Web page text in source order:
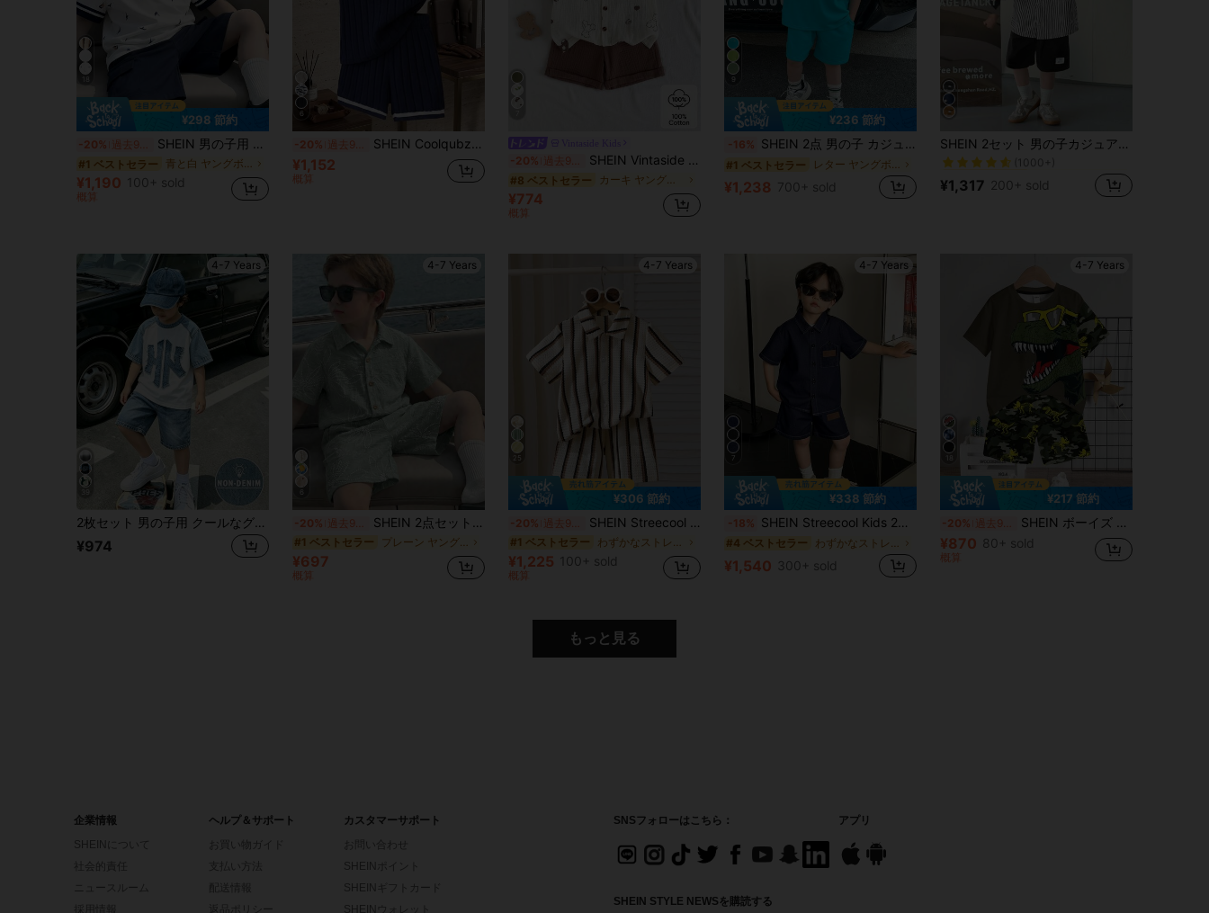
¥298 節約
-20% 過去9時間 SHEIN 男の子用 2点セット ホワイトカラー アイランドプリント 半袖ポロシャツ & ネイビーブルーショーツ、カジュアル、快適、多用途、デイリー、旅行、アウトドア、休暇、ビーチ、春夏向け
#1 ベストセラー 青と白 ヤングボーイズセット
¥1,190 100+ sold
概算
6
-20% 過去9時間 SHEIN Coolqubz カラーブロック トリム ボーイズ 夏用 半袖tシャツ&ショーツ セット
¥1,152
概算
-20% 過去9時間 SHEIN Vintaside Kids 2点セット 男の子用コットンセット、かわいいクマプリント半袖シャツとショーツ、ソフトカジュアル夏用アウトフィット、デイリー、バケーション、学校、2026年新作ファッション
#8 ベストセラー カーキ ヤングボーイズセット
¥774
概算
9
¥236 節約
-16% SHEIN 2点 男の子 カジュアル 韓国風 快適 ファッション シンプル 実用的 多目的 蛍光ブルー Tシャツ+ゆったりショーツセット、デイリー、学校、アウトドア、スポーツ、春夏、フリース、厚手
#1 ベストセラー レター ヤングボーイズTシャツコーデ
¥1,238 700+ sold
SHEIN 2セット 男の子カジュアル ルーズフィット 韓国風 ストライプ シャツ&ショーツセット、春夏適用、デイリーウェア、スポーツ、アウトドア、学校、パーティ、フェスティバル、写真撮影、学校登校に最適
(1000+)
#2 ベストセラー
#2 ベストセラー
#2 ベストセラー
ゆるい ヤングボーイズシャツコーデ
¥1,317 200+ sold
4-7 Years
2枚セット 男の子用 クールなグラフィック&パーソナライズレタープリント ファッションTシャツ&スポーツショーツセット、ラウンドネック 半袖、ホリデーパーティー、春/夏カジュアルウェア、ストリートウェア、アウトドア、新学期に適しています
¥974
4-7 Years
-20% SHEIN 2点セット 子供用 男の子 夏 カジュアル バケーション シャツ&ショーツセット、バケーションアウトフィット、男の子夏セット
#1 ベストセラー
¥697
概算
4-7 Years
25
¥306 節約
-20% SHEIN Streecool Kids 2ピース/セット 男の子用 テクスチャー ストライプ ニットシャツ&ショーツセット
#1 ベストセラー
¥1,225 100+ sold
概算
4-7 Years
7
¥338 節約
-18% SHEIN Streecool Kids 2枚組 ボーイズ グラデーション デニム ウォッシュ 半袖トップ&ショーツセット、デイリー、学校、休暇、旅行、リラックス、日光浴、夏に適しています
#4 ベストセラー
¥1,540 300+ sold
4-7 Years
¥217 節約
-20% SHEIN ボーイズ Tシャツ & ショーツセット 2セット入り 恐竜プリント カジュアル ラウンドネック 半袖 夏物
¥870 80+ sold
概算
もっと見る
企業情報
SHEINについて
ニュースルーム
ヘルプ＆サポート
お買い物ガイド
支払い方法
返品ポリシー
カスタマーサポート
お問い合わせ
SHEINポイント
SHEINギフトカード
SHEINウォレット
SNSフォローはこちら： アプリ
SHEIN STYLE NEWSを購読する